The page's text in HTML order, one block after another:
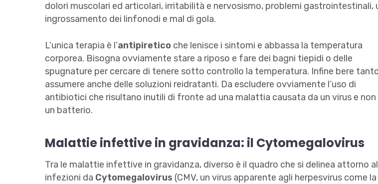
dolori muscolari ed articolari, irritabilità e nervosismo, problemi gastrointestinali,
ingrossamento dei linfonodi e mal di gola.
L’unica terapia è l’antipiretico che lenisce i sintomi e abbassa la temperatura
corporea. Bisogna ovviamente stare a riposo e fare dei bagni tiepidi o delle
spugnature per cercare di tenere sotto controllo la temperatura. Infine bere
assumere anche delle soluzioni reidratanti. Da escludere ovviamente l’uso di
antibiotici che risultano inutili di fronte ad una malattia causata da un virus e non
un batterio.
Malattie infettive in gravidanza: il Cytomegalovirus
Tra le malattie infettive in gravidanza, diverso è il quadro che si delinea attorno
infezioni da Cytomegalovirus (CMV, un virus apparente agli herpesvirus come la